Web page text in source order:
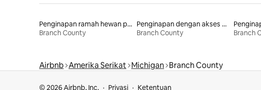
Penginapan ramah hewan peliharaan
Branch County
Penginapan dengan akses ke danau
Branch County
Branch
Airbnb Amerika Serikat Michigan Branch County
© 2026 Airbnb, Inc. Privasi Ketentuan